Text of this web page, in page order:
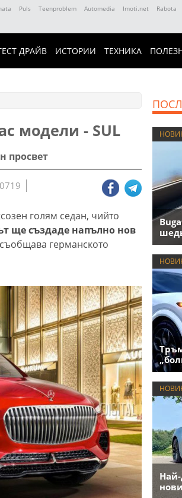
Puls Teenproblem Automedia Imoti.net Rabota
ДРАЙВ ИСТОРИИ ТЕХНИКА
модели - SUL
просвет
голям седан, чийто
ще създаде напълно нов
съобщава германското
Най-